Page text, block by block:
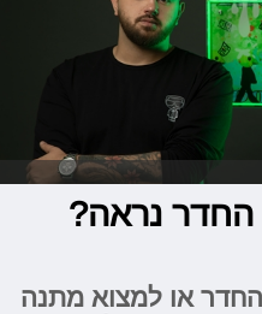
החדר נראה?
או למצוא מתנה